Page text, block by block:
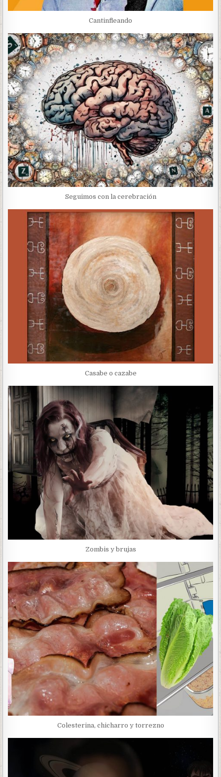
Cantinfleando
Seguimos con la cerebración
Casabe o cazabe
Zombis y brujas
Colesterina, chicharro y torrezno